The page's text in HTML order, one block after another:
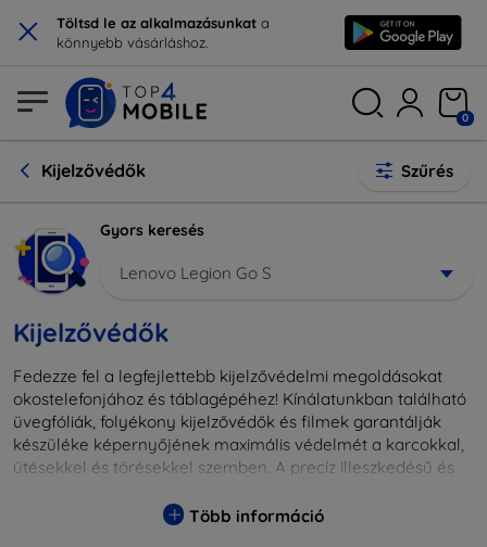
× Töltsd le az alkalmazásunkat a
könnyebb vásárláshoz.
0
Kijelzővédők Szűrés
Gyors keresés
Lenovo Legion Go S
Kijelzővédők
Fedezze fel a legfejlettebb kijelzővédelmi megoldásokat
okostelefonjához és táblagépéhez! Kínálatunkban található
üvegfóliák, folyékony kijelzővédők és filmek garantálják
készüléke képernyőjének maximális védelmét a karcokkal,
ütésekkel és törésekkel szemben. A precíz illeszkedésű és
hanem kristálytiszta képet is biztosítanak, megőrzi a
Több információ